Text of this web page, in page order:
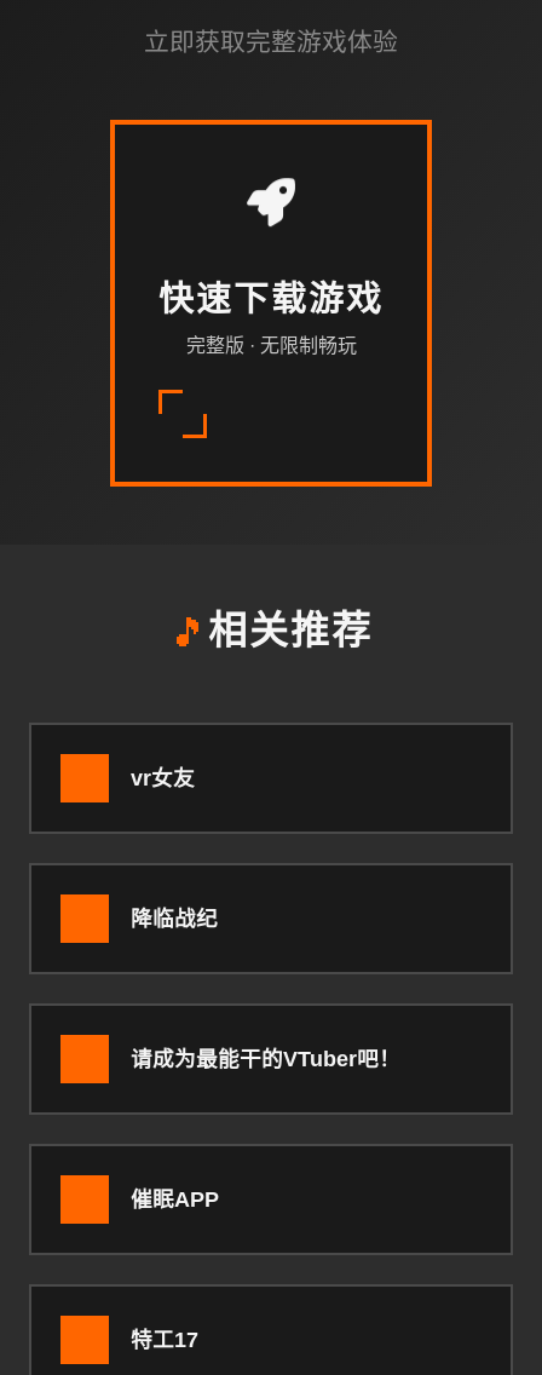
立即获取完整游戏体验
快速下载游戏
完整版 · 无限制畅玩
🎵 相关推荐
vr女友
降临战纪
请成为最能干的VTuber吧！
催眠APP
特工17